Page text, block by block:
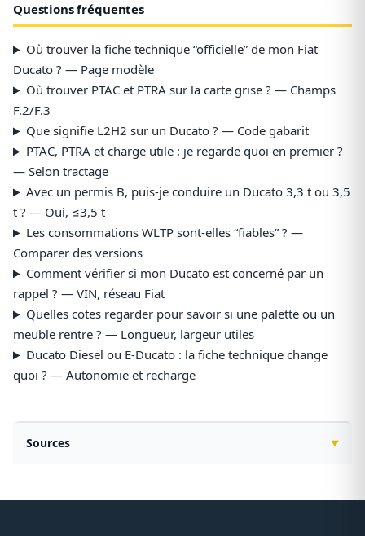
Questions fréquentes
Où trouver la fiche technique “officielle” de mon Fiat
Ducato ? — Page modèle
Où trouver PTAC et PTRA sur la carte grise ? — Champs
F.2/F.3
Que signifie L2H2 sur un Ducato ? — Code gabarit
PTAC, PTRA et charge utile : je regarde quoi en premier ?
— Selon tractage
Avec un permis B, puis-je conduire un Ducato 3,3 t ou 3,5
t ? — Oui, ≤3,5 t
Les consommations WLTP sont-elles “fiables” ? —
Comparer des versions
Comment vérifier si mon Ducato est concerné par un
rappel ? — VIN, réseau Fiat
Quelles cotes regarder pour savoir si une palette ou un
meuble rentre ? — Longueur, largeur utiles
Ducato Diesel ou E-Ducato : la fiche technique change
quoi ? — Autonomie et recharge
Sources